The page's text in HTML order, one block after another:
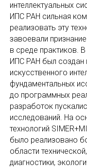
интеллектуальных
ИПС РАН сильная
реализовать эту
завоевали
в среде практиков.
ИПС РАН был создан
искусственного
фундаментальных
до программных
разработок
исследований. На
технологий
было реализовано
области
диагностики,